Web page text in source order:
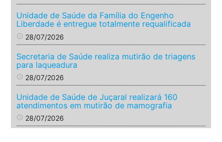
Unidade de Saúde da Família do Engenho
Liberdade é entregue totalmente requalificada
access_time 28/07/2026
Secretaria de Saúde realiza mutirão de triagens
para laqueadura
access_time 28/07/2026
Unidade de Saúde de Juçaral realizará 160
atendimentos em mutirão de mamografia
access_time 28/07/2026